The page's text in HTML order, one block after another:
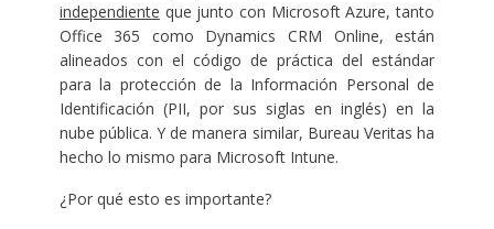
independiente que junto con Microsoft Azure, tanto
Office 365 como Dynamics CRM Online, están
alineados con el código de práctica del estándar
para la protección de la Información Personal de
Identificación (PII, por sus siglas en inglés) en la
nube pública. Y de manera similar, Bureau Veritas ha
hecho lo mismo para Microsoft Intune.
¿Por qué esto es importante?